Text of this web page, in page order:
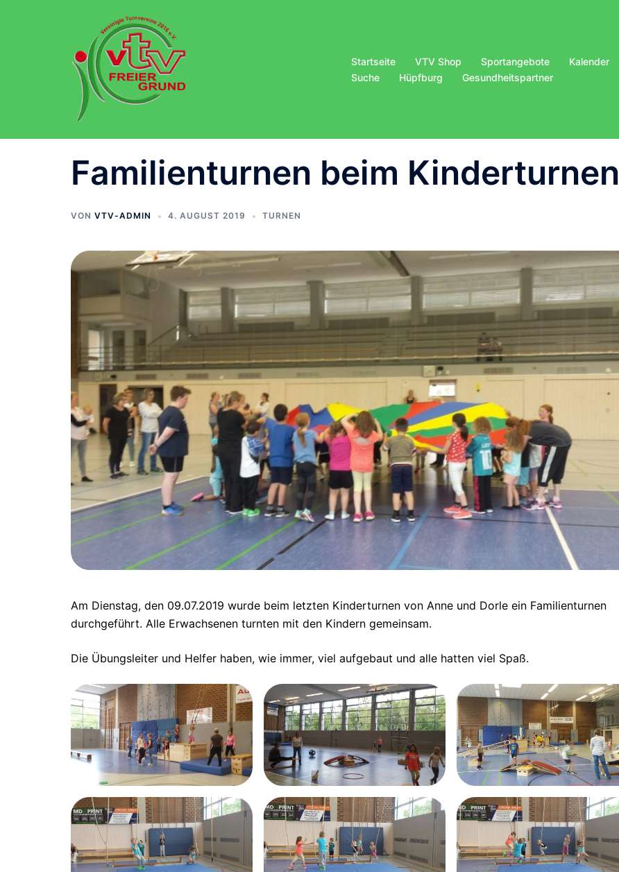
Startseite VTV Shop Sportangebote Kalender
Suche
Hüpfburg Gesundheitspartner
Familienturnen beim Kinderturnen
VON VTV-ADMIN 4. AUGUST 2019 TURNEN
Am Dienstag, den 09.07.2019 wurde beim letzten Kinderturnen von Anne und Dorle ein Familienturnen
durchgeführt. Alle Erwachsenen turnten mit den Kindern gemeinsam.
Die Übungsleiter und Helfer haben, wie immer, viel aufgebaut und alle hatten viel Spaß.